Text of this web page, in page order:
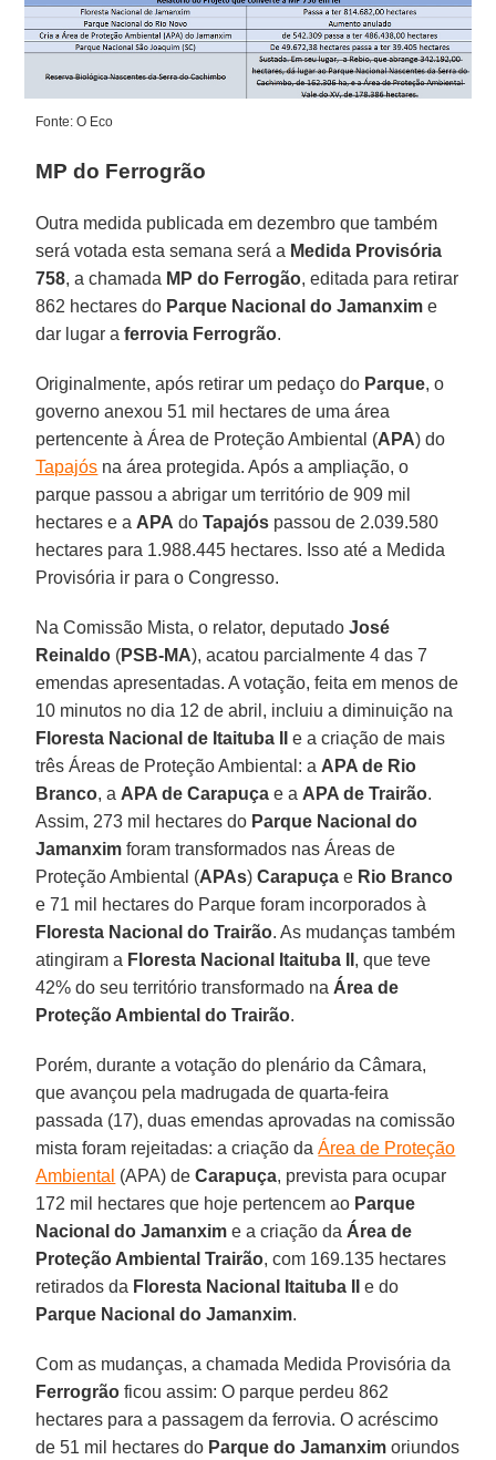
Fonte: O Eco
MP do Ferrogrão
Outra medida publicada em dezembro que também
será votada esta semana será a Medida Provisória
758, a chamada MP do Ferrogão, editada para retirar
862 hectares do Parque Nacional do Jamanxim e
dar lugar aferrovia Ferrogrão.
Originalmente, após retirar um pedaço do Parque, o
governo anexou 51 mil hectares de uma área
pertencente à Área de Proteção Ambiental (APA) do
Tapajós na área protegida. Após a ampliação, o
parque passou a abrigar um território de 909 mil
hectares e a APA doTapajós passou de 2.039.580
hectares para 1.988.445 hectares. Isso até a Medida
Provisória ir para o Congresso.
Na Comissão Mista, o relator, deputadoJosé
Reinaldo (PSB-MA), acatou parcialmente 4 das 7
emendas apresentadas. A votação, feita em menos de
10 minutos no dia 12 de abril, incluiu a diminuição na
Floresta Nacional de Itaituba II
e a criação de mais
três Áreas de Proteção Ambiental: a APA de Rio
Branco, a APA de Carapuça e a APA de Trairão.
Assim, 273 mil hectares do Parque Nacional do
Jamanxim foram transformados nas Áreas de
Proteção Ambiental (APAs)Carapuça e Rio Branco
e 71 mil hectares do Parque foram incorporados à
Floresta Nacional do Trairão. As mudanças também
atingiram a Floresta Nacional Itaituba II , que teve
42% do seu território transformado na Área de
Proteção Ambiental do Trairão.
Porém, durante a votação do plenário da Câmara,
que avançou pela madrugada de quarta-feira
passada (17), duas emendas aprovadas na comissão
mista foram rejeitadas: a criação daÁrea de Proteção
Ambiental (APA) deCarapuça, prevista para ocupar
172 mil hectares que hoje pertencem ao Parque
Nacional do Jamanxim e a criação da Área de
Proteção Ambiental Trairão, com 169.135 hectares
retirados da Floresta Nacional Itaituba II
e do
Parque Nacional do Jamanxim.
Com as mudanças, a chamada Medida Provisória da
Ferrogrão ficou assim: O parque perdeu 862
hectares para a passagem da ferrovia. O acréscimo
de 51 mil hectares do Parque do Jamanxim oriundos